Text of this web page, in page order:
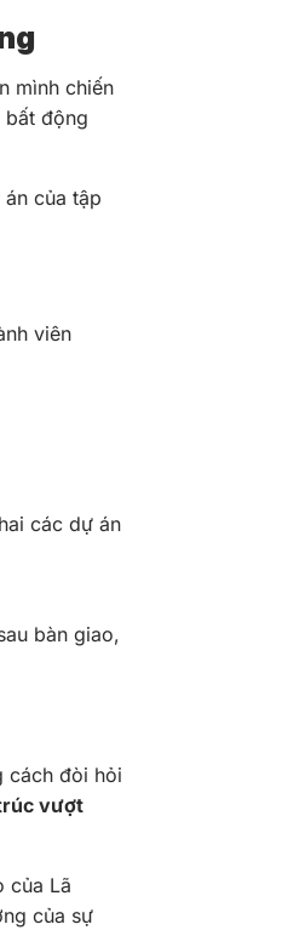
mình chiến
bất động
của tập
viên
các dự án
bàn giao,
cách đòi hỏi
vượt
của Lã
của sự